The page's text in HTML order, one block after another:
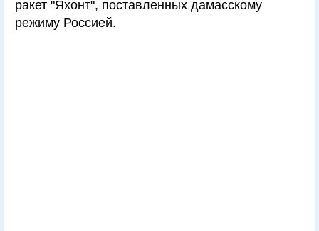
ракет "Яхонт", поставленных дамасскому
режиму Россией.